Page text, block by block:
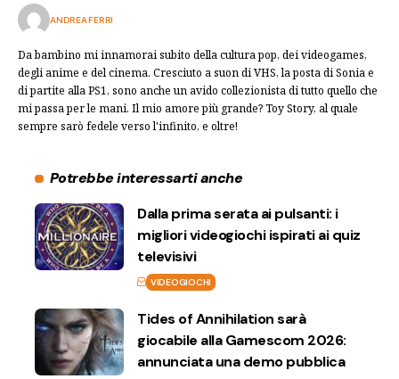
ANDREA FERRI
Da bambino mi innamorai subito della cultura pop, dei videogames,
degli anime e del cinema. Cresciuto a suon di VHS, la posta di Sonia e
di partite alla PS1, sono anche un avido collezionista di tutto quello che
mi passa per le mani. Il mio amore più grande? Toy Story, al quale
sempre sarò fedele verso l'infinito, e oltre!
Potrebbe interessarti anche
Dalla prima serata ai pulsanti: i
migliori videogiochi ispirati ai quiz
televisivi
VIDEOGIOCHI
Tides of Annihilation sarà
giocabile alla Gamescom 2026:
annunciata una demo pubblica